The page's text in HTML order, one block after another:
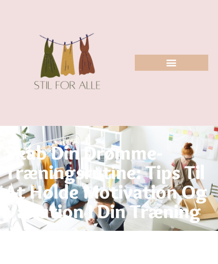
Skab Din Drømme-
Træningsrutine: Tips Til
At Holde Motivation Og
Variation I Din Træning